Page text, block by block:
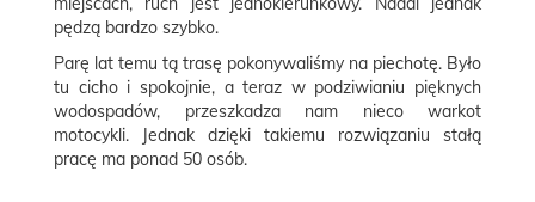
pędzą bardzo szybko.
Parę lat temu tą trasę pokonywaliśmy na piechotę. Było
tu cicho i spokojnie, a teraz w podziwianiu pięknych
wodospadów, przeszkadza nam nieco warkot
motocykli. Jednak dzięki takiemu rozwiązaniu stałą
pracę ma ponad 50 osób.